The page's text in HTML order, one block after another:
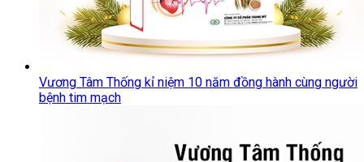
Vương Tâm Thống kỉ niệm 10 năm đồng hành cùng người
bệnh tim mạch